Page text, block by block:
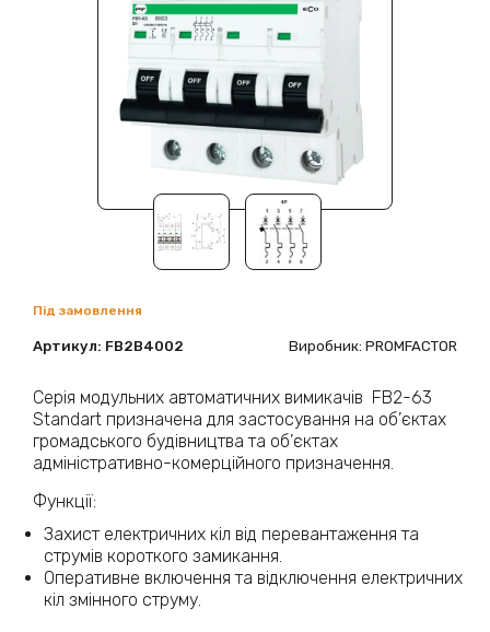
Під замовлення
Артикул: FB2B4002 Виробник: PROMFACTOR
Серія модульних автоматичних вимикачів FB2-63
Standart призначена для застосування на об’єктах
громадського будівництва та об’єктах
адміністративно-комерційного призначення.
Функції:
Захист електричних кіл від перевантаження та
струмів короткого замикання.
Оперативне включення та відключення електричних
кіл змінного струму.